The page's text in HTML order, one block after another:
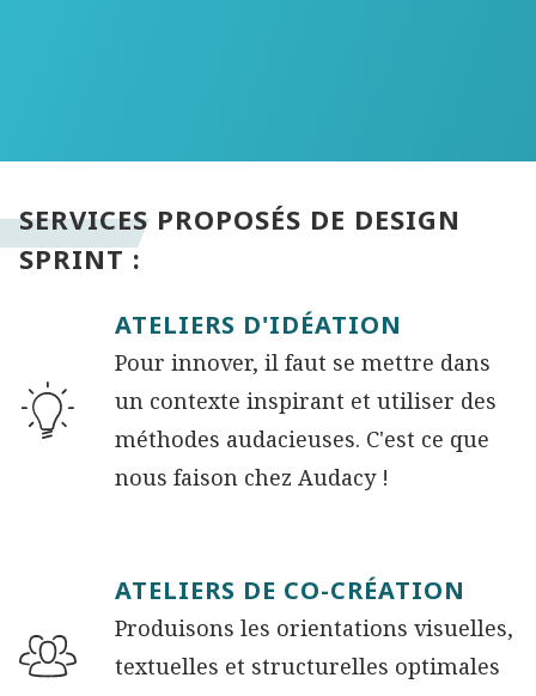
SERVICES PROPOSÉS DE DESIGN
SPRINT :
ATELIERS D'IDÉATION
Pour innover, il faut se mettre dans
un contexte inspirant et utiliser des
méthodes audacieuses. C'est ce que
nous faison chez Audacy !
ATELIERS DE CO-CRÉATION
Produisons les orientations visuelles,
textuelles et structurelles optimales